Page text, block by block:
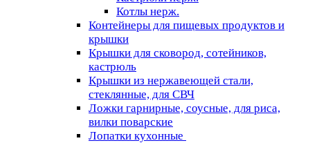
Котлы нерж.
Контейнеры для пищевых продуктов и
крышки
Крышки для сковород, сотейников,
кастрюль
Крышки из нержавеющей стали,
стеклянные, для СВЧ
Ложки гарнирные, соусные, для риса,
вилки поварские
Лопатки кухонные